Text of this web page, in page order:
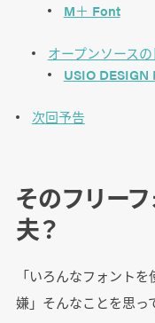
M＋ Font
オープンソース
USIO DESIGN
次回予告
そのフリー
夫？
「いろんなフォント
嫌」そんなことを思っ